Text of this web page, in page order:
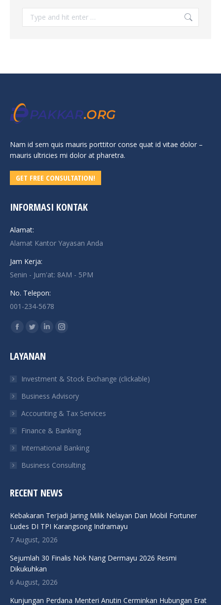
Nam id sem quis mauris porttitor conse quat id vitae dolor –
mauris ultricies mi dolor at pharetra.
GET FREE CONSULTATION!
INFORMASI KONTAK
Alamat:
Alamat Kantor Yayasan Anda
Jam Kerja:
Senin - Jum'at: 8AM - 5PM
No. Telepon:
001-234-5678
Find us on:
Facebook
opens
new
window
Twitter
opens
new
window
Linkedin
new
window
Instagram
new
window
LAYANAN
Investment & Stock Exchange (clickable)
Business Advisory
Accounting & Tax Services
Finance & Banking
International Banking
Business Consulting
RECENT NEWS
Kebakaran Terjadi Jaring Milik Nelayan Dan Mobil Fortuner
Ludes DI TPI Karangsong Indramayu
7 August, 2026
Sejumlah 30 Finalis Nok Nang Dermayu 2026 Resmi
Dikukuhkan
6 August, 2026
Kunjungan Perdana Menteri Anutin Cerminkan Hubungan Erat